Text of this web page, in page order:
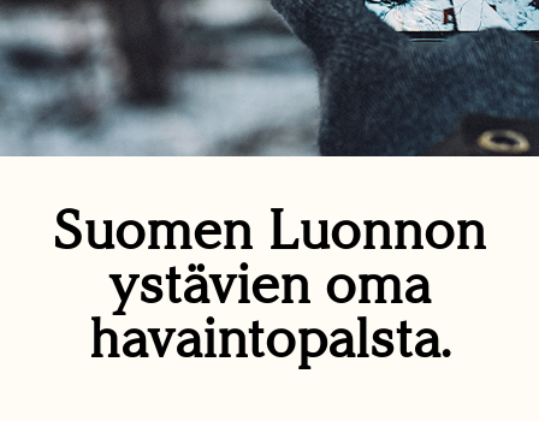
Suomen Luonnon
ystävien oma
havaintopalsta.